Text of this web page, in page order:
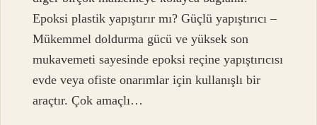
Epoksi plastik yapıştırır mı? Güçlü yapıştırıcı –
Mükemmel doldurma gücü ve yüksek son
mukavemeti sayesinde epoksi reçine yapıştırıcısı
evde veya ofiste onarımlar için kullanışlı bir
araçtır. Çok amaçlı…